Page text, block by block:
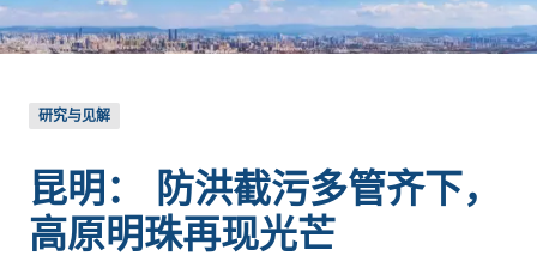
研究与见解
昆明： 防洪截污多管齐下，
高原明珠再现光芒